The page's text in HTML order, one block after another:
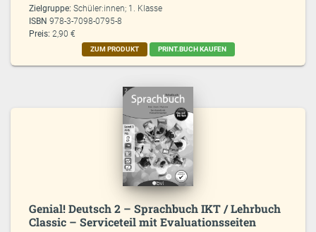
Zielgruppe:Schüler:innen; 1. Klasse
ISBN978-3-7098-0795-8
Preis: 2,90 €
ZUM PRODUKT PRINT.BUCH KAUFEN
Genial! Deutsch 2 – Sprachbuch IKT / Lehrbuch
Classic – Serviceteil mit Evaluationsseiten